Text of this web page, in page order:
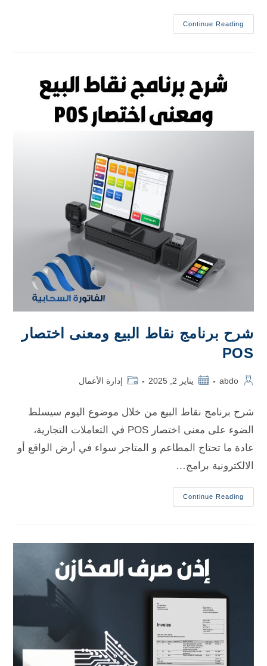
Continue Reading
شرح برنامج نقاط البيع ومعنى اختصار
POS
abdo يناير 2, 2025 إدارة الأعمال
شرح برنامج نقاط البيع من خلال موضوع اليوم سيسلط
الضوء على معنى اختصار POS في التعاملات التجارية،
عادة ما تحتاج المطاعم و المتاجر سواء في أرض الواقع أو
الالكترونية برامج…
Continue Reading